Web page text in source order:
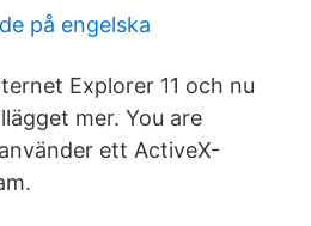
på engelska
Explorer 11 och nu
mer. You are
ett ActiveX-